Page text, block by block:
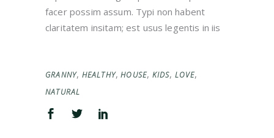
facer possim assum. Typi non habent
claritatem insitam; est usus legentis in iis
GRANNY, HEALTHY,HOUSE, KIDS, LOVE,
NATURAL